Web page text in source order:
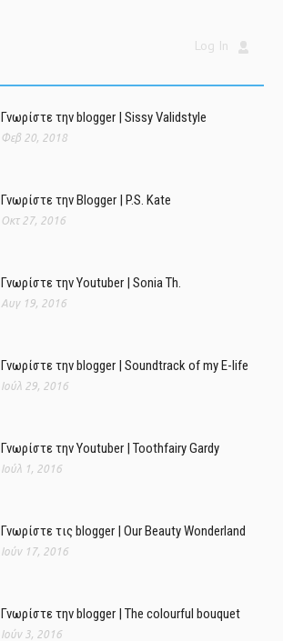
Log In
Γνωρίστε την blogger | Sissy Validstyle
Φεβ 20, 2018
Γνωρίστε την Blogger | P.S. Kate
Οκτ 27, 2016
Γνωρίστε την Youtuber | Sonia Th.
Αυγ 19, 2016
Γνωρίστε την blogger | Soundtrack of my E-life
Ιούλ 29, 2016
Γνωρίστε την Youtuber | Toothfairy Gardy
Ιούλ 1, 2016
Γνωρίστε τις blogger | Our Beauty Wonderland
Ιούν 17, 2016
Γνωρίστε την blogger | The colourful bouquet
Ιούν 3, 2016